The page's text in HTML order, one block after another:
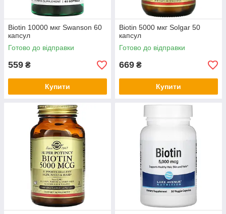
Biotin 10000 мкг Swanson 60
капсул
Готово до відправки
559 ₴
Купити
Biotin 5000 мкг Solgar 50
капсул
Готово до відправки
669 ₴
Купити